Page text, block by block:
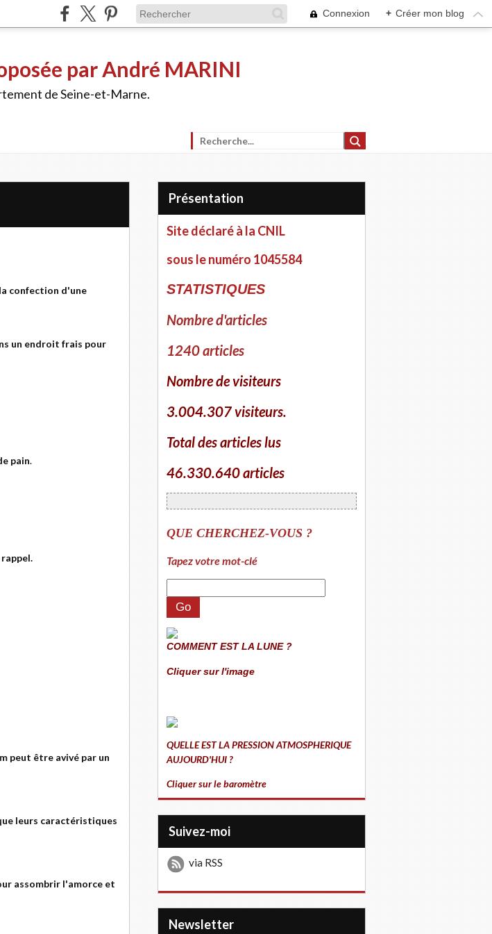
Connexion + Créer mon blog
par André MARINI
de Seine-et-Marne.
confection d'une
un endroit frais pour
pain.
peut être avivé par un
leurs caractéristiques
assombrir l'amorce et
Présentation
Site déclaré à la CNIL
sous le numéro 1045584
STATISTIQUES
Nombre d'articles
1240 articles
Nombre de visiteurs
3.004.307 visiteurs.
Total des articles lus
46.330.640 articles
QUE CHERCHEZ-VOUS ?
Tapez votre mot-clé
COMMENT EST LA LUNE ?
Cliquer sur l'image
QUELLE EST LA PRESSION ATMOSPHERIQUE
AUJOURD'HUI ?
Cliquer sur le baromètre
Suivez-moi
via RSS
Newsletter